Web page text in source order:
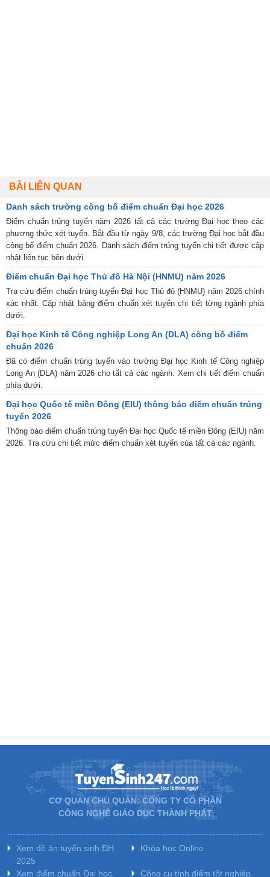
BÀI LIÊN QUAN
Danh sách trường công bố điểm chuẩn Đại học 2026
Điểm chuẩn trúng tuyển năm 2026 tất cả các trường Đại học theo các
phương thức xét tuyển. Bắt đầu từ ngày 9/8, các trường Đại học bắt đầu
công bố điểm chuẩn 2026. Danh sách điểm trúng tuyển chi tiết được cập
nhật liên tục bên dưới.
Điểm chuẩn Đại học Thủ đô Hà Nội (HNMU) năm 2026
Tra cứu điểm chuẩn trúng tuyển Đại học Thủ đô (HNMU) năm 2026 chính
xác nhất. Cập nhật bảng điểm chuẩn xét tuyển chi tiết từng ngành phía
dưới.
Đại học Kinh tế Công nghiệp Long An (DLA) công bố điểm
chuẩn 2026
Đã có điểm chuẩn trúng tuyển vào trường Đại học Kinh tế Công nghiệp
Long An (DLA) năm 2026 cho tất cả các ngành. Xem chi tiết điểm chuẩn
phía dưới.
Đại học Quốc tế miền Đông (EIU) thông báo điểm chuẩn trúng
tuyển 2026
Thông báo điểm chuẩn trúng tuyển Đại học Quốc tế miền Đông (EIU) năm
2026. Tra cứu chi tiết mức điểm chuẩn xét tuyển của tất cả các ngành.
CƠ QUAN CHỦ QUẢN: CÔNG TY CỔ PHẦN
CÔNG NGHỆ GIÁO DỤC THÀNH PHÁT
Xem đề án tuyển sinh ĐH
2025
Khóa học Online
Xem điểm chuẩn Đại học Công cụ tính điểm tốt nghiệp